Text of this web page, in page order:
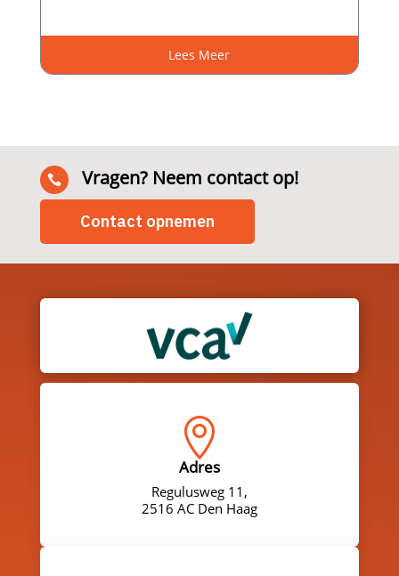
Lees Meer
 Vragen? Neem contact op!
Contact opnemen

Adres
Regulusweg 11,
2516 AC Den Haag